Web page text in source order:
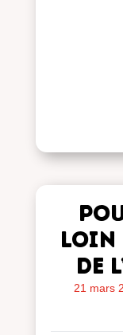
loin
de
21 mars